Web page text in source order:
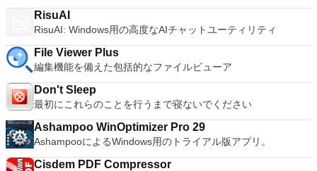
converter, automatic spell checking and word count features.
It also has some neat tools such as the Watermark in
document, and converting PowerPoint to Word document
support. Overall, WPS Office 2016 Free is a good alternative
to Microsoft's offering. The Writer program is a versatile word
processor; the Presentation program is an easy to use and
effective slide show maker that helps you to create impressive
multimedia presentations; and the Spreadsheets program is
both a flexible and a powerful spreadsheet application.
RisuAI
RisuAI: Windows用の高度なAIチャットユーティリティ
File Viewer Plus
編集機能を備えた包括的なファイルビューア
Don't Sleep
最初にこれらのことを行うまで寝ないでください
Ashampoo WinOptimizer Pro 29
AshampooによるWindows用のトライアル版アプリ。
Cisdem PDF Compressor